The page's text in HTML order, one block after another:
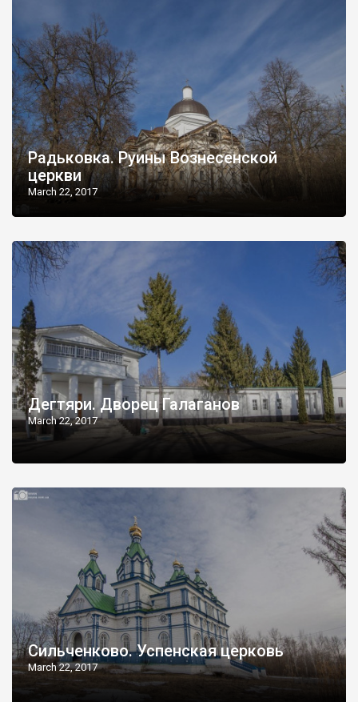
Радьковка. Руины Вознесенской
церкви
March 22, 2017
Дегтяри. Дворец Галаганов
March 22, 2017
Сильченково. Успенская церковь
March 22, 2017